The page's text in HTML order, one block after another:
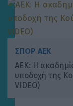
ΣΠΟΡ ΑΕΚ
ΑΕΚ: Η
υποδοχή της
VIDEO)